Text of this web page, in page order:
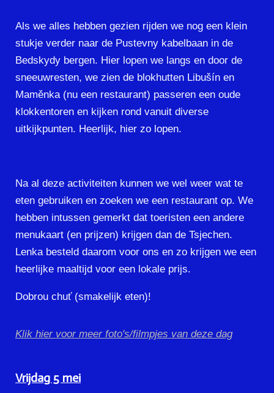
Als we alles hebben gezien rijden we nog een klein
stukje verder naar de Pustevny kabelbaan in de
Bedskydy bergen. Hier lopen we langs en door de
sneeuwresten, we zien de blokhutten Libušín en
Maměnka (nu een restaurant) passeren een oude
klokkentoren en kijken rond vanuit diverse
uitkijkpunten. Heerlijk, hier zo lopen.
Na al deze activiteiten kunnen we wel weer wat te
eten gebruiken en zoeken we een restaurant op. We
hebben intussen gemerkt dat toeristen een andere
menukaart (en prijzen) krijgen dan de Tsjechen.
Lenka besteld daarom voor ons en zo krijgen we een
heerlijke maaltijd voor een lokale prijs.
Dobrou chuť (smakelijk eten)!
Klik hier voor meer foto's/filmpjes van deze dag
Vrijdag 5 mei